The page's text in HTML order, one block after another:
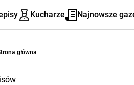
Kucharze Najnowsze
główna